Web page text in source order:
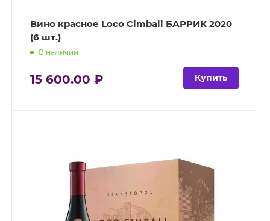
Вино красное Loco Cimbali БАРРИК 2020
(6 шт.)
В наличии
15 600.00 ₽ Купить